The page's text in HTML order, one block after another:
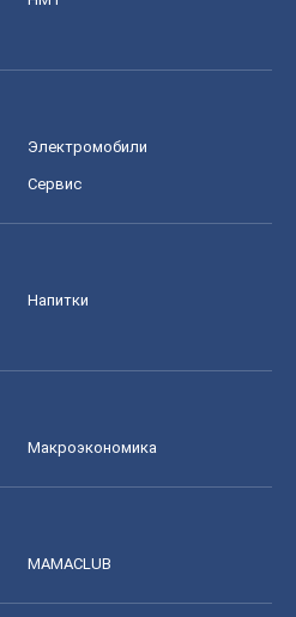
Электромобили
Сервис
Напитки
Mакроэкономика
MAMACLUB